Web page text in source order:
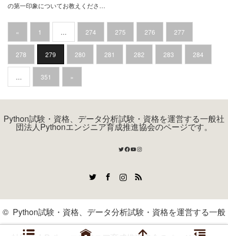
の第一印象についてお教えくださ…
« 1 … 274 275 276 277
278 279 280 281 282 283 284
… 351 »
Python試験・資格、データ分析試験・資格を運営する一般社
団法人Pythonエンジニア育成推進協会のページです。
Twitter
Facebook
YouTube
Instagram
RSS
© Python試験・資格、データ分析試験・資格を運営する一般